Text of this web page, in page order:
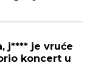
j**** je vruće
koncert u